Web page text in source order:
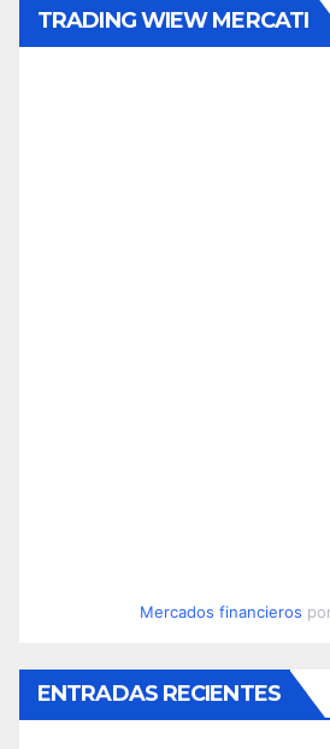
TRADING WIEW MERCATI
Mercados financieros
ENTRADAS RECIENTES